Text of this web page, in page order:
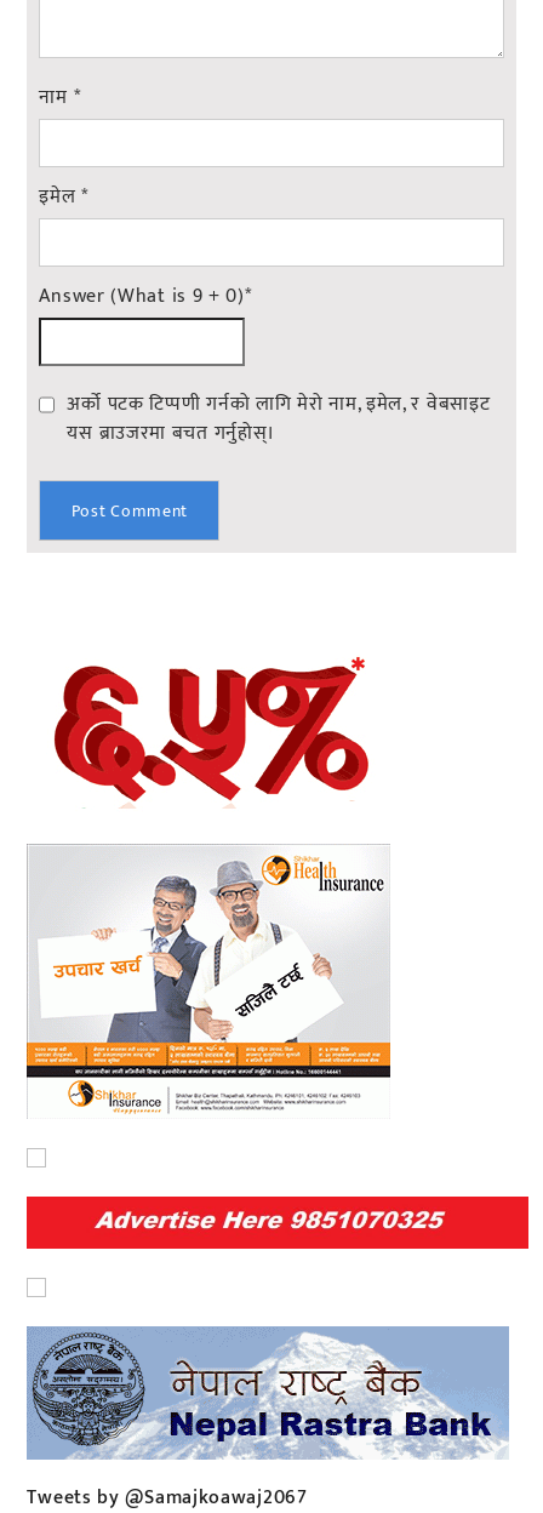
नाम *
इमेल*
Answer (What is 9 + 0)*
अर्को पटक टिप्पणी गर्नको लागि मेरो नाम, इमेल, र वेबसाइट
यस ब्राउजरमा बचत गर्नुहोस्।
Tweets by @Samajkoawaj2067